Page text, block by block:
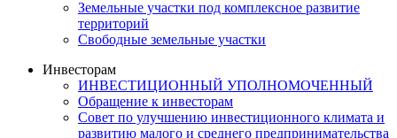
Земельные участки под комплексное развитие
территорий
Свободные земельные участки
Инвесторам
ИНВЕСТИЦИОННЫЙ УПОЛНОМОЧЕННЫЙ
Обращение к инвесторам
Совет по улучшению инвестиционного климата и
развитию малого и среднего предпринимательства